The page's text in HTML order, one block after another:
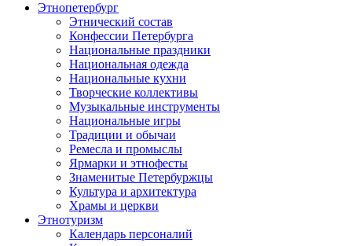
Этнопетербург
Этнический состав
Конфессии Петербурга
Национальные праздники
Национальная одежда
Национальные кухни
Творческие коллективы
Музыкальные инструменты
Национальные игры
Традиции и обычаи
Ремесла и промыслы
Ярмарки и этнофесты
Знаменитые Петербуржцы
Культура и архитектура
Храмы и церкви
Этнотуризм
Календарь персоналий